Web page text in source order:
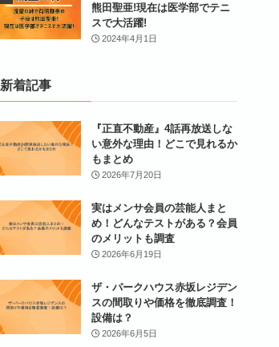
熊田聖亜!現在は医学部でテニ
スで大活躍!
2024年4月1日
新着記事
『正直不動産』4話再放送しな
い意外な理由！どこで見れるか
もまとめ
2026年7月20日
実はメンサ会員の芸能人まと
め！どんなテストがある？会員
のメリットも調査
2026年6月19日
ザ・パークハウス赤坂レジデン
スの間取りや価格を徹底調査！
設備は？
2026年6月5日